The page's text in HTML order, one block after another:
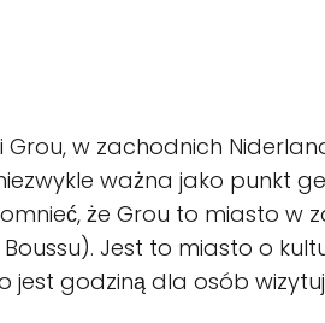
w zachodnich
ważna jako punkt
że Grou to miasto w
Jest to miasto o
godziną dla osób